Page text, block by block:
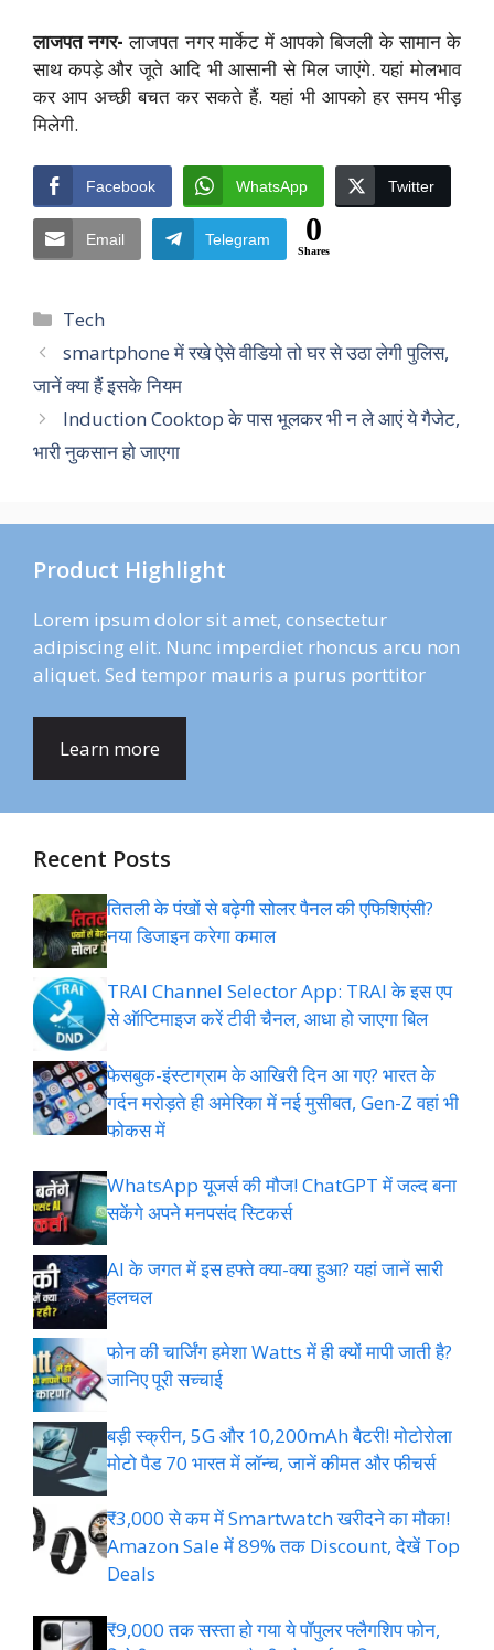
लाजपत नगर- लाजपत नगर मार्केट में आपको बिजली के सामान के
साथ कपड़े और जूते आदि भी आसानी से मिल जाएंगे. यहां मोलभाव
कर आप अच्छी बचत कर सकते हैं. यहां भी आपको हर समय भीड़
मिलेगी.
Facebook WhatsApp Twitter
Email Telegram 0
Shares
Categories
Tech
smartphone में रखे ऐसे वीडियो तो घर से उठा लेगी पुलिस,
जानें क्या हैं इसके नियम
Induction Cooktop के पास भूलकर भी न ले आएं ये गैजेट,
भारी नुकसान हो जाएगा
Product Highlight
Lorem ipsum dolor sit amet, consectetur
adipiscing elit. Nunc imperdiet rhoncus arcu non
aliquet. Sed tempor mauris a purus porttitor
Learn more
Recent Posts
तितली के पंखों से बढ़ेगी सोलर पैनल की एफिशिएंसी?
नया डिजाइन करेगा कमाल
TRAI Channel Selector App: TRAI के इस एप
से ऑप्टिमाइज करें टीवी चैनल, आधा हो जाएगा बिल
फेसबुक-इंस्‍टाग्राम के आख‍िरी द‍िन आ गए? भारत के
गर्दन मरोड़ते ही अमेर‍िका में नई मुसीबत, Gen-Z वहां भी
फोकस में
WhatsApp यूजर्स की मौज! ChatGPT में जल्द बना
सकेंगे अपने मनपसंद स्टिकर्स
AI के जगत में इस हफ्ते क्या-क्या हुआ? यहां जानें सारी
हलचल
फोन की चार्जिंग हमेशा Watts में ही क्यों मापी जाती है?
जानिए पूरी सच्चाई
बड़ी स्क्रीन, 5G और 10,200mAh बैटरी! मोटोरोला
मोटो पैड 70 भारत में लॉन्च, जानें कीमत और फीचर्स
₹3,000 से कम में Smartwatch खरीदने का मौका!
Amazon Sale में 89% तक Discount, देखें Top
Deals
₹9,000 तक सस्ता हो गया ये पॉपुलर फ्लैगशिप फोन,